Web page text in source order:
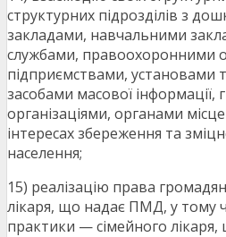
структурних підрозділів з
закладами, навчальними
службами, правоохоронними
підприємствами, установами
засобами масової
організаціями, органами
інтересах збереження та
населення;
15) реалізацію права
лікаря, що надає ПМД, у тому
практики — сімейного